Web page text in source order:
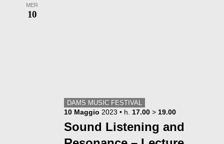
MER
10
DAMS MUSIC FESTIVAL
10 Maggio 2023 • h. 17.00 > 19.00
Sound Listening and